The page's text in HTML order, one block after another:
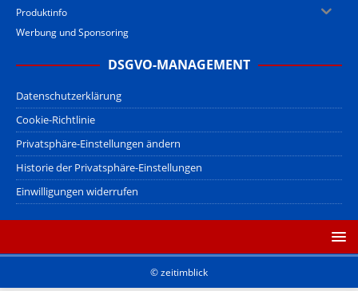
Produktinfo
Werbung und Sponsoring
DSGVO-MANAGEMENT
Datenschutzerklärung
Cookie-Richtlinie
Privatsphäre-Einstellungen ändern
Historie der Privatsphäre-Einstellungen
Einwilligungen widerrufen
© zeitimblick